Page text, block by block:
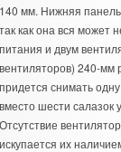
мм. Нижняя
как она вся может
и двум
240-мм
снимать
шести салазок
их